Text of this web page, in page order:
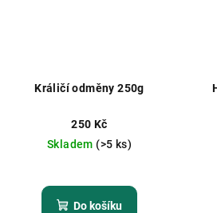
Králičí odměny 250g
250 Kč
Skladem (>5 ks)
Do košíku